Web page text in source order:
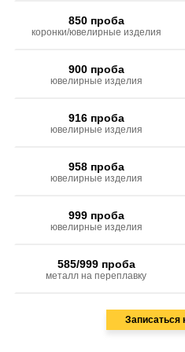
850 проба
коронки/ювелирные изделия
900 проба
ювелирные изделия
916 проба
ювелирные изделия
958 проба
ювелирные изделия
999 проба
ювелирные изделия
585/999 проба
металл на переплавку
Записаться